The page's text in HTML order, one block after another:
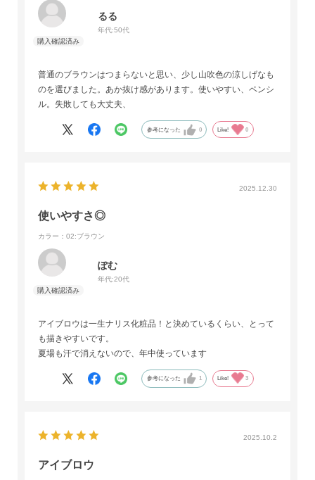
るる
年代:50代
普通のブラウンはつまらないと思い、少し山吹色の涼しげなも
のを選びました。あか抜け感があります。使いやすい、ペンシ
ル。失敗しても大丈夫、
参考になった 0 Like! 0
2025.12.30
使いやすさ◎
カラー：02:ブラウン
ぽむ
年代:20代
アイブロウは一生ナリス化粧品！と決めているくらい、とって
も描きやすいです。
夏場も汗で消えないので、年中使っています
参考になった 1 Like! 3
2025.10.2
アイブロウ